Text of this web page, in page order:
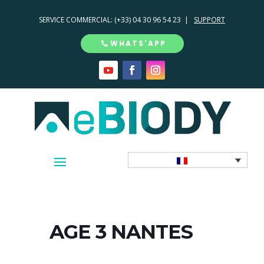
SERVICE COMMERCIAL: (+33) 04 30 96 54 23 | SUPPORT
WHATS'APP
AGE 3 NANTES